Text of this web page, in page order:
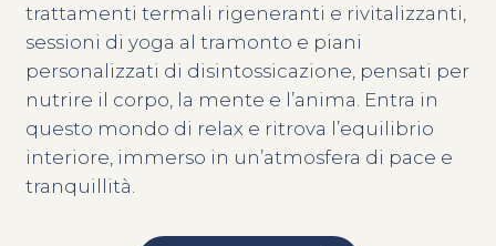
trattamenti termali rigeneranti e rivitalizzanti,
sessioni di yoga al tramonto e piani
personalizzati di disintossicazione, pensati per
nutrire il corpo, la mente e l’anima. Entra in
questo mondo di relax e ritrova l’equilibrio
interiore, immerso in un’atmosfera di pace e
tranquillità.